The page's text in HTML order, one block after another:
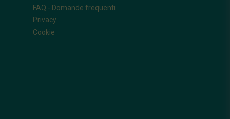
FAQ - Domande frequenti
Privacy
Cookie